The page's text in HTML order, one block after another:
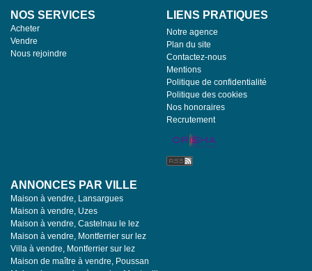
NOS SERVICES
Acheter
Vendre
Nous rejoindre
LIENS PRATIQUES
Notre agence
Plan du site
Contactez-nous
Mentions
Politique de confidentialité
Politique des cookies
Nos honoraires
Recrutement
ANNONCES PAR VILLE
Maison à vendre, Lansargues
Maison à vendre, Uzes
Maison à vendre, Castelnau le lez
Maison à vendre, Montferrier sur lez
Villa à vendre, Montferrier sur lez
Maison de maître à vendre, Poussan